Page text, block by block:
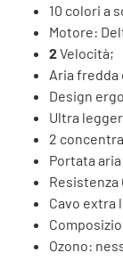
10 colori a
Motore:
2Velocità;
Aria fredda
Design
Ultra
2
Portata aria
Resistenza
Cavo extra
Ozono: